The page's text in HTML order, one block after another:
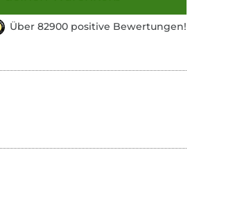
Über 82900 positive Bewertungen!